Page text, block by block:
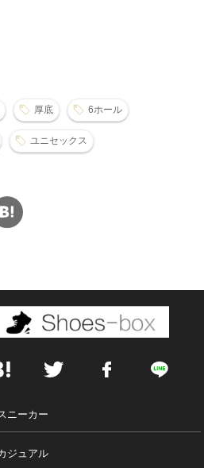
厚底 6ホール
ユニセックス
ニーカー
ジュアル